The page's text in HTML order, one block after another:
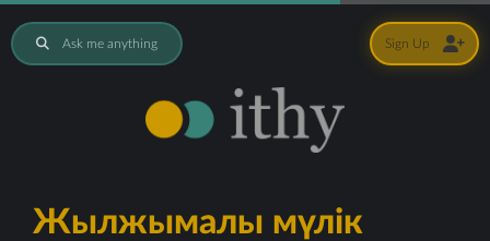
Ask me anything
Жылжымалы мүлік
Sign Up